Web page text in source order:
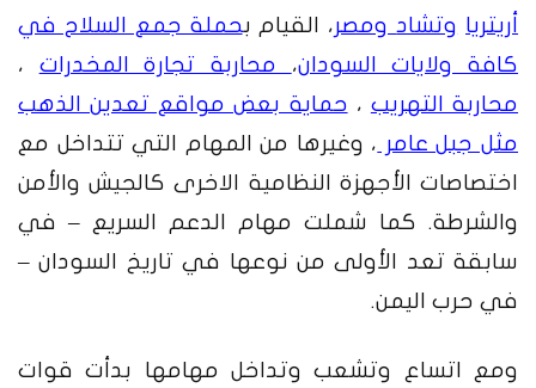
أريتريا وتشادومصر، القيام بحملة جمع السلاح في
كافة ولايات السودان، محاربة تجارة المخدرات ،
محاربة التهريب ، حماية بعض مواقع تعدين الذهب
مثل جبل عامر ، وغيرها من المهام التي تتداخل مع
اختصاصات الأجهزة النظامية الاخرى كالجيش والأمن
والشرطة. كما شملت مهام الدعم السريع – في
سابقة تعد الأولى من نوعها في تاريخ السودان –
في حرب اليمن.
ومع اتساع وتشعب وتداخل مهامها بدأت قوات